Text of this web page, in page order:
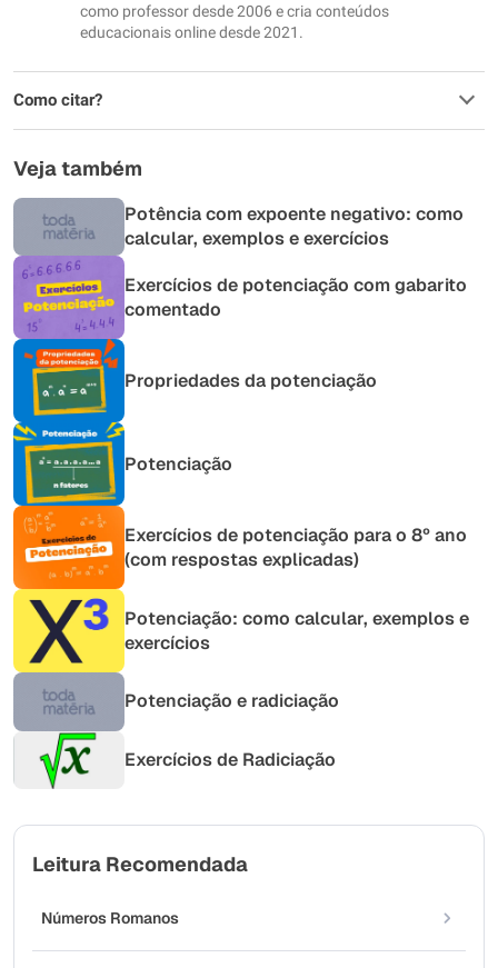
como professor desde 2006 e cria conteúdos
educacionais online desde 2021.
Como citar?
Veja também
Potência com expoente negativo: como
calcular, exemplos e exercícios
Exercícios de potenciação com gabarito
comentado
Propriedades da potenciação
Potenciação
Exercícios de potenciação para o 8º ano
(com respostas explicadas)
Potenciação: como calcular, exemplos e
exercícios
Potenciação e radiciação
Exercícios de Radiciação
Leitura Recomendada
Números Romanos